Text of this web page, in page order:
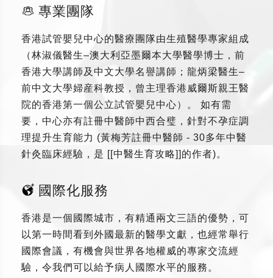
專業團隊
香港試管嬰兒中心的醫療團隊由生殖醫學專家組成
（林淑儀醫生–澳大利亞墨爾本大學醫學博士，前
香港大學講師及中文大學名譽講師；龍炳梁醫生–
前中文大學婦産科教授，曾主理香港威爾斯親王醫
院的香港第一個公立試管嬰兒中心）。 如有需
要，中心亦有註冊中醫師中西合璧，針對不孕症調
理提升生育能力 (黃梅芳註冊中醫師 - 30多年中醫
針灸臨床經驗，是 [[中醫生育攻略]]的作者)。
國際化服務
香港是一個國際城市，有精通兩文三語的優勢，可
以第一時間看到外國最新的醫學文獻，也經常舉行
國際會議，有機會與世界各地權威的專家交流經
驗，令我們可以給予病人國際水平的服務。